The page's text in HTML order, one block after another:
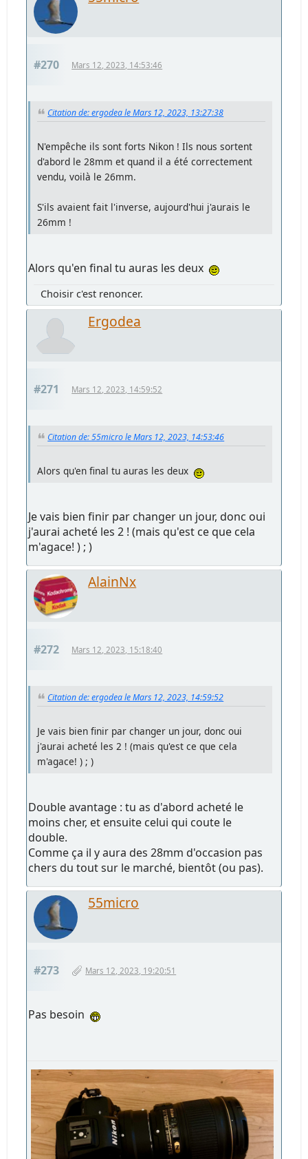
#270 Mars 12, 2023, 14:53:46
Citation de: ergodea le Mars 12, 2023, 13:27:38
N'empêche ils sont forts Nikon ! Ils nous sortent
d'abord le 28mm et quand il a été correctement
vendu, voilà le 26mm.
S'ils avaient fait l'inverse, aujourd'hui j'aurais le
26mm !
Alors qu'en final tu auras les deux
Choisir c'est renoncer.
Ergodea
#271 Mars 12, 2023, 14:59:52
Citation de: 55micro le Mars 12, 2023, 14:53:46
Alors qu'en final tu auras les deux
Je vais bien finir par changer un jour, donc oui
j'aurai acheté les 2 ! (mais qu'est ce que cela
m'agace! ) ; )
AlainNx
#272 Mars 12, 2023, 15:18:40
Citation de: ergodea le Mars 12, 2023, 14:59:52
Je vais bien finir par changer un jour, donc oui
j'aurai acheté les 2 ! (mais qu'est ce que cela
m'agace! ) ; )
Double avantage : tu as d'abord acheté le
moins cher, et ensuite celui qui coute le
double.
Comme ça il y aura des 28mm d'occasion pas
chers du tout sur le marché, bientôt (ou pas).
55micro
#273 Mars 12, 2023, 19:20:51
Pas besoin